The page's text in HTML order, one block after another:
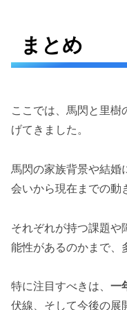
まとめ
ここでは、馬閃と里
げてきました。
馬閃の家族背景や結婚
会いから現在までの動
それぞれが持つ課題や
能性があるのかまで、
特に注目すべきは、 一
伏線、そして今後の展